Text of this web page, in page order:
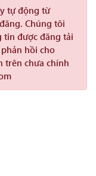
tự động từ
Chúng tôi
tin được đăng tải
hồi cho
trên chưa chính